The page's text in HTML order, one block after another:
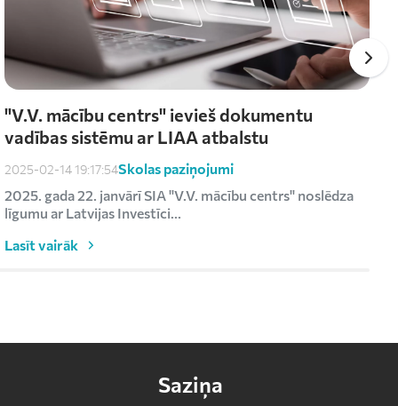
"V.V. mācību centrs" ievieš dokumentu
vadības sistēmu ar LIAA atbalstu
2025-02-14 19:17:54Skolas paziņojumi
2025. gada 22. janvārī SIA "V.V. mācību centrs" noslēdza
līgumu ar Latvijas Investīci...
Lasīt vairāk
Saziņa